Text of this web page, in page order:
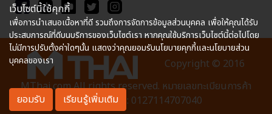
Copyright © 2016
MThai.com All rights reserved. หมายเลขทะเบียนการค้า
อิเล็กทรอนิกส์ : 0127114707040
เว็บไซต์นี้ใช้คุกกี้
เพื่อการนำเสนอเนื้อหาที่ดี รวมถึงการจัดการข้อมูลส่วนบุคคล เพื่อให้คุณได้รับ
ประสบการณ์ที่ดีบนบริการของเว็บไซต์เรา หากคุณใช้บริการเว็บไซต์นี้ต่อไปโดย
ไม่มีการปรับตั้งค่าใดๆนั้น แสดงว่าคุณยอมรับนโยบายคุกกี้และนโยบายส่วน
บุคคลของเรา
ยอมรับ เรียนรู้เพิ่มเติม